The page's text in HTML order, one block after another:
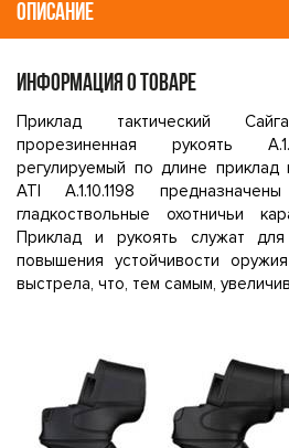
ОПИСАНИЕ
ИНФОРМАЦИЯ О ТОВАРЕ
Приклад тактический
прорезиненная рукоять
регулируемый по длине приклад
ATI A.1.10.1198
гладкоствольные охотничьи
Приклад и рукоять служат
повышения устойчивости
выстрела, что, тем самым,